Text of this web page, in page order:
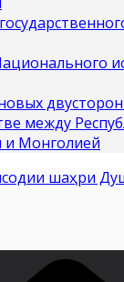
между
и Монголией